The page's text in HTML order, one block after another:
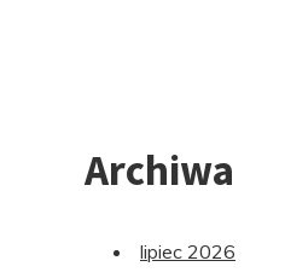
Archiwa
lipiec 2026